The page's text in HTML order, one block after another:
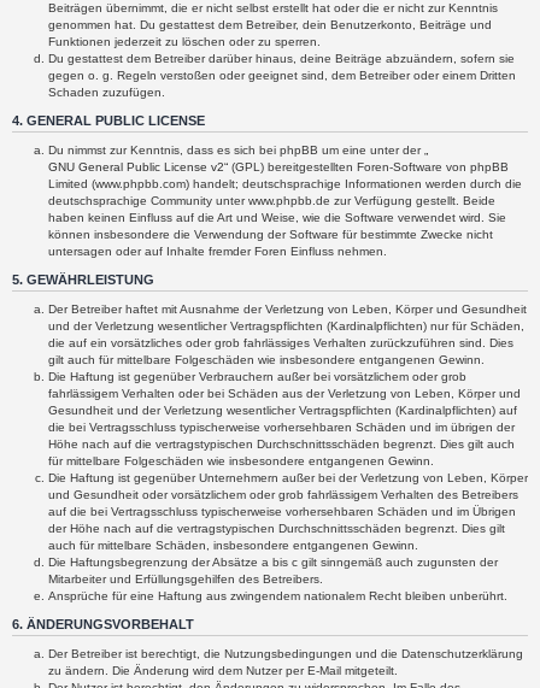
Beiträgen übernimmt, die er nicht selbst erstellt hat oder die er nicht zur Kenntnis
genommen hat. Du gestattest dem Betreiber, dein Benutzerkonto, Beiträge und
Funktionen jederzeit zu löschen oder zu sperren.
Du gestattest dem Betreiber darüber hinaus, deine Beiträge abzuändern, sofern sie
gegen o. g. Regeln verstoßen oder geeignet sind, dem Betreiber oder einem Dritten
Schaden zuzufügen.
4. GENERAL PUBLIC LICENSE
Du nimmst zur Kenntnis, dass es sich bei phpBB um eine unter der „
GNU General Public License v2“ (GPL) bereitgestellten Foren-Software von phpBB
Limited (www.phpbb.com) handelt; deutschsprachige Informationen werden durch die
deutschsprachige Community unter www.phpbb.de zur Verfügung gestellt. Beide
haben keinen Einfluss auf die Art und Weise, wie die Software verwendet wird. Sie
können insbesondere die Verwendung der Software für bestimmte Zwecke nicht
untersagen oder auf Inhalte fremder Foren Einfluss nehmen.
5. GEWÄHRLEISTUNG
Der Betreiber haftet mit Ausnahme der Verletzung von Leben, Körper und Gesundheit
und der Verletzung wesentlicher Vertragspflichten (Kardinalpflichten) nur für Schäden,
die auf ein vorsätzliches oder grob fahrlässiges Verhalten zurückzuführen sind. Dies
gilt auch für mittelbare Folgeschäden wie insbesondere entgangenen Gewinn.
Die Haftung ist gegenüber Verbrauchern außer bei vorsätzlichem oder grob
fahrlässigem Verhalten oder bei Schäden aus der Verletzung von Leben, Körper und
Gesundheit und der Verletzung wesentlicher Vertragspflichten (Kardinalpflichten) auf
die bei Vertragsschluss typischerweise vorhersehbaren Schäden und im übrigen der
Höhe nach auf die vertragstypischen Durchschnittsschäden begrenzt. Dies gilt auch
für mittelbare Folgeschäden wie insbesondere entgangenen Gewinn.
Die Haftung ist gegenüber Unternehmern außer bei der Verletzung von Leben, Körper
und Gesundheit oder vorsätzlichem oder grob fahrlässigem Verhalten des Betreibers
auf die bei Vertragsschluss typischerweise vorhersehbaren Schäden und im Übrigen
der Höhe nach auf die vertragstypischen Durchschnittsschäden begrenzt. Dies gilt
auch für mittelbare Schäden, insbesondere entgangenen Gewinn.
Die Haftungsbegrenzung der Absätze a bis c gilt sinngemäß auch zugunsten der
Mitarbeiter und Erfüllungsgehilfen des Betreibers.
Ansprüche für eine Haftung aus zwingendem nationalem Recht bleiben unberührt.
6. ÄNDERUNGSVORBEHALT
Der Betreiber ist berechtigt, die Nutzungsbedingungen und die Datenschutzerklärung
zu ändern. Die Änderung wird dem Nutzer per E-Mail mitgeteilt.